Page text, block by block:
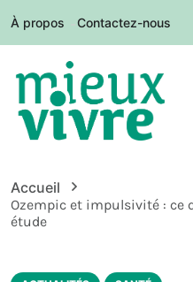
À propos Contactez-nous
Accueil
Ozempic et impulsivité : ce
étude